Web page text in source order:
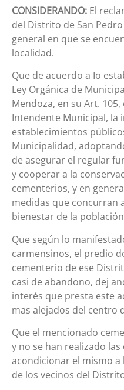
CONSIDERANDO: El
del Distrito de San
general en que se
localidad.
Que de acuerdo a Io
Ley Orgánica de
Mendoza, en su Art.
Intendente Municipal, la
establecimientos
Municipalidad,
de asegurar el regular
y cooperar a la
cementerios, y en
medidas que concurran
bienestar de la
Que según lo
carmensinos, el predio
cementerio de ese
casi de abandono, dej
interés que presta este
mas alejados del centro
Que el mencionado
y no se han realizado
acondicionar el mismo a
de los vecinos del